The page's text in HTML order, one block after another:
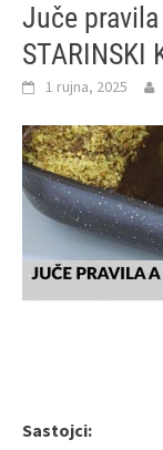
Juče
STARINSKI
1 rujna, 2025
Sastojci: